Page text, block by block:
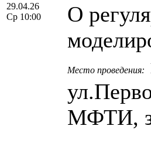
29.04.26
Ср 10:00
О
Место проведения:
МФТИ,